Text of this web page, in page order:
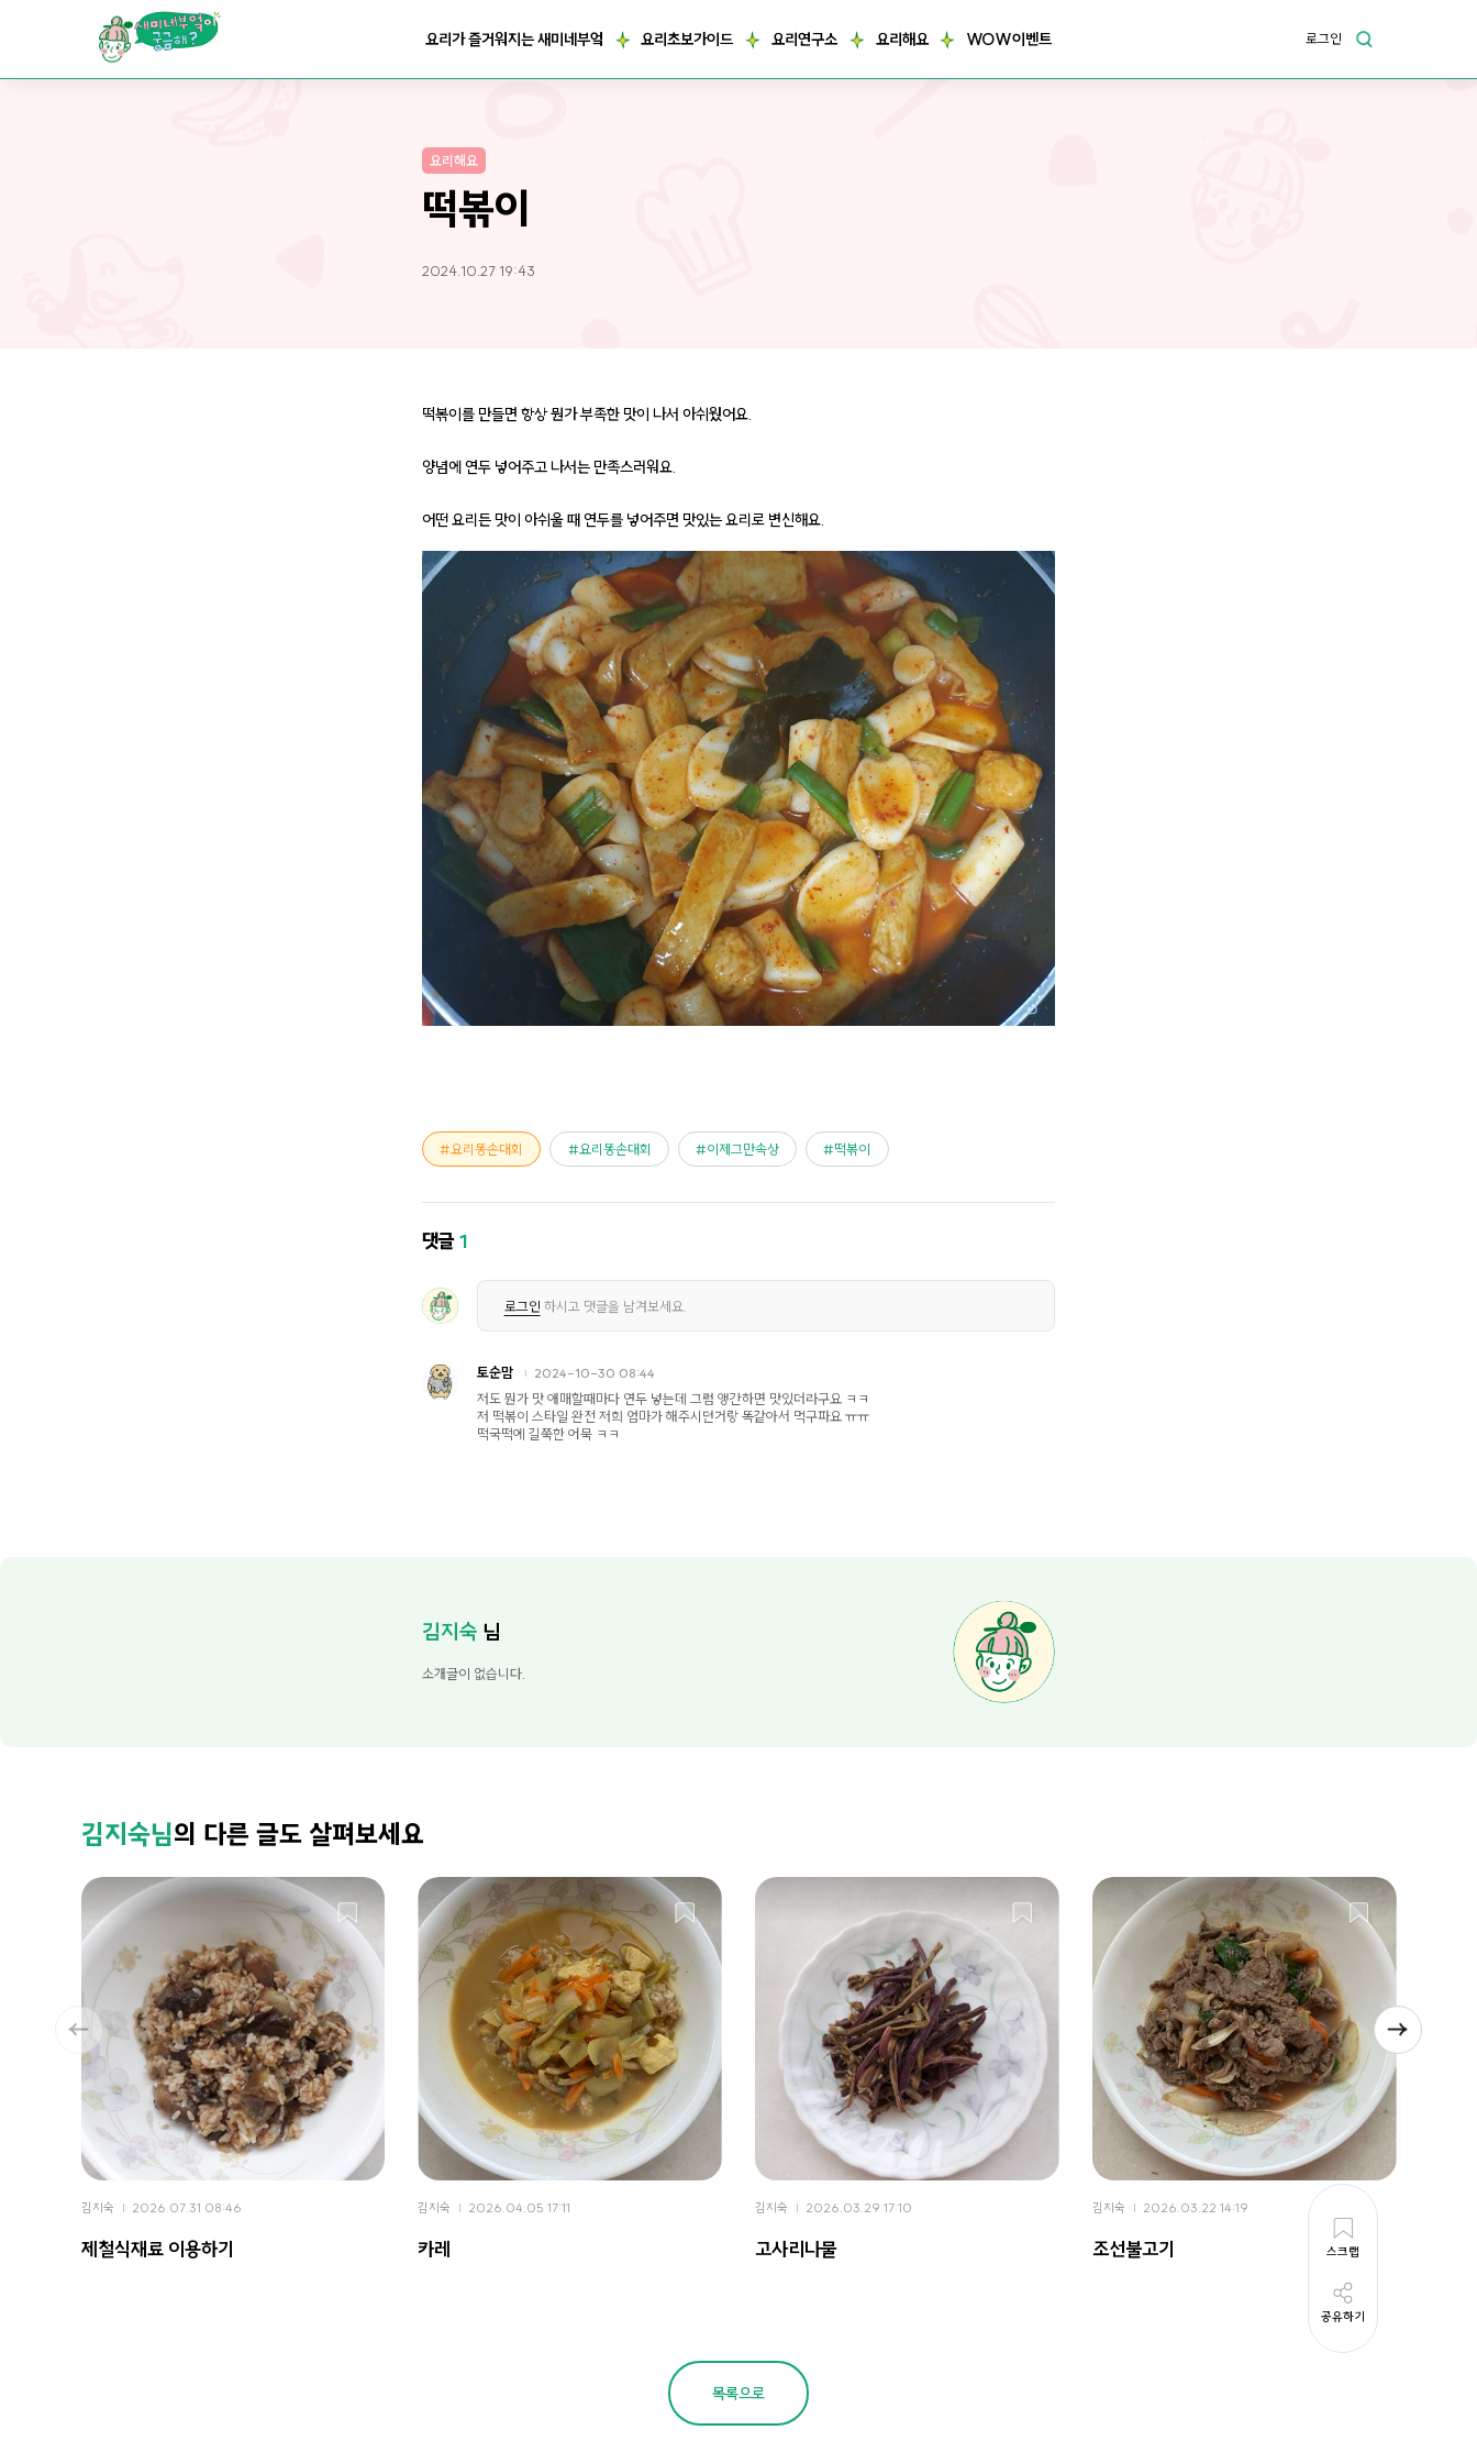
요리가 즐거워지는 새미네부엌 요리초보가이드 요리연구소 요리해요 WOW이벤트 로그인
스크랩
공유하기
요리해요
떡볶이
2024.10.27 19:43
떡볶이를 만들면 항상 뭔가 부족한 맛이 나서 아쉬웠어요.
양념에 연두 넣어주고 나서는 만족스러워요.
어떤 요리든 맛이 아쉬울 때 연두를 넣어주면 맛있는 요리로 변신해요.
요리똥손대회 요리똥손대회 이제그만속상 떡볶이
댓글1
로그인 하시고 댓글을 남겨보세요.
토순맘 2024-10-30 08:44
저도 뭔가 맛 애매할때마다 연두 넣는데 그럼 앵간하면 맛있더라구요 ㅋㅋ
저 떡볶이 스타일 완전 저희 엄마가 해주시던거랑 똑같아서 먹구파요 ㅠㅠ
떡국떡에 길쭉한 어묵 ㅋㅋ
김지숙 님
소개글이 없습니다.
김지숙님의 다른 글도 살펴보세요
김지숙 2026.07.31 08:46
제철식재료 이용하기
김지숙 2026.04.05 17:11
카레
김지숙 2026.03.29 17:10
고사리나물
김지숙 2026.03.22 14:19
조선불고기
목록으로